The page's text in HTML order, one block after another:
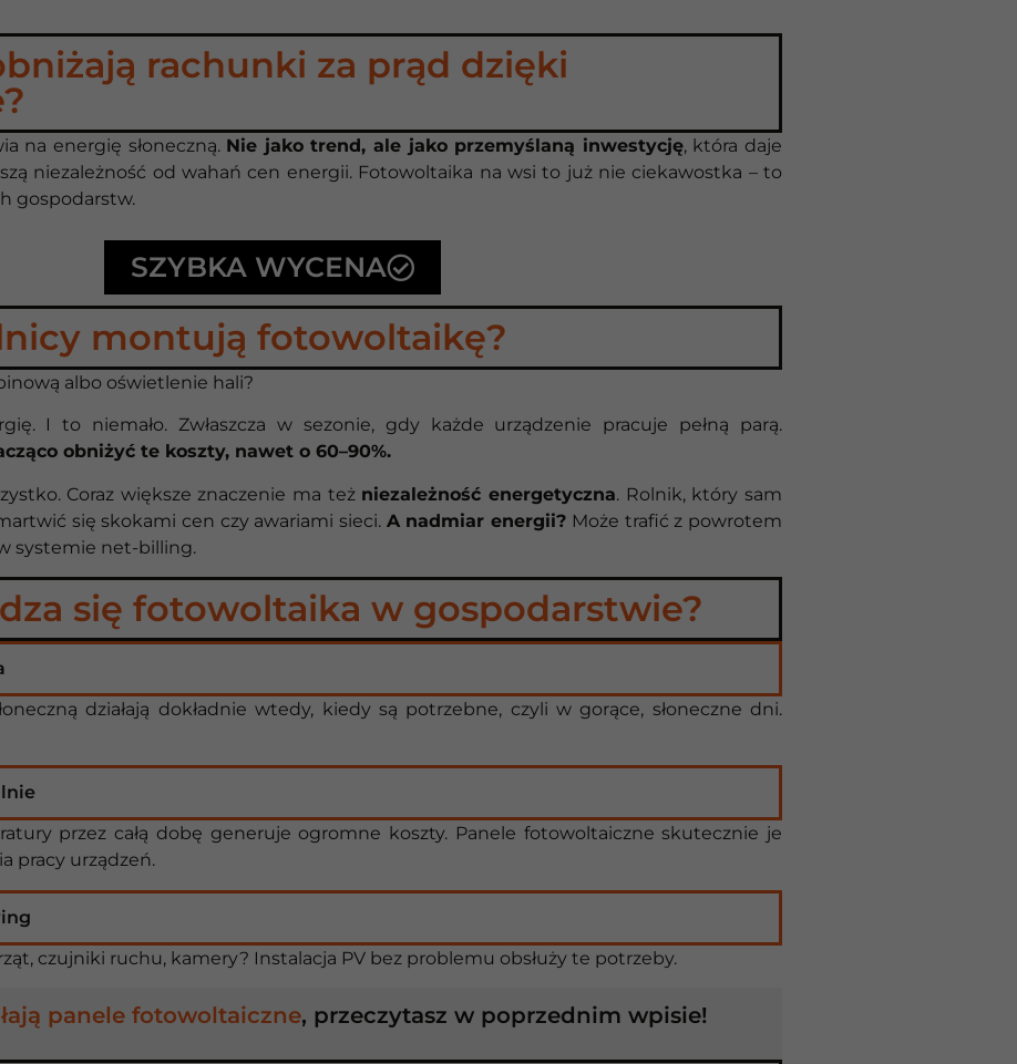
rachunki za prąd dzięki
na energię słoneczną. Nie jako trend, ale jako przemyślaną inwestycję, która daje
niezależność od wahań cen energii. Fotowoltaika na wsi to już nie ciekawostka – to
gospodarstw.
SZYBKA WYCENA
montują fotowoltaikę?
albo oświetlenie hali?
I to niemało. Zwłaszcza w sezonie, gdy każde urządzenie pracuje pełną parą.
obniżyć te koszty, nawet o 60–90%.
Coraz większe znaczenie ma też niezależność energetyczna. Rolnik, który sam
się skokami cen czy awariami sieci. A nadmiar energii? Może trafić z powrotem
systemie net-billing.
się fotowoltaika w gospodarstwie?
działają dokładnie wtedy, kiedy są potrzebne, czyli w gorące, słoneczne dni.
przez całą dobę generuje ogromne koszty. Panele fotowoltaiczne skutecznie je
pracy urządzeń.
czujniki ruchu, kamery? Instalacja PV bez problemu obsłuży te potrzeby.
panele fotowoltaiczne, przeczytasz w poprzednim wpisie!